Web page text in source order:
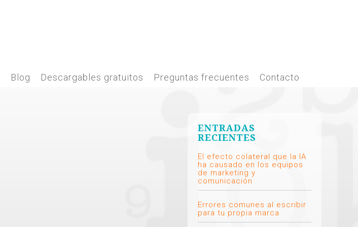
Blog Descargables gratuitos Preguntas frecuentes Contacto
ENTRADAS
RECIENTES
El efecto colateral que la IA
ha causado en los equipos
de marketing y
comunicación
Errores comunes al escribir
para tu propia marca